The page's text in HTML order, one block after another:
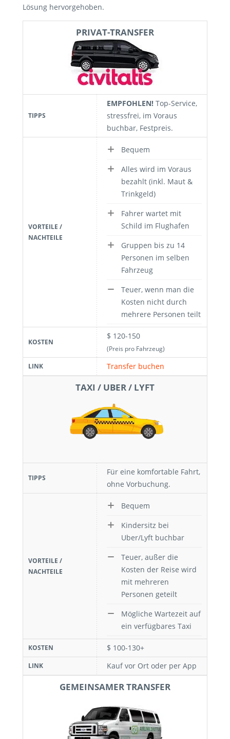
Lösung hervorgehoben.
PRIVAT-TRANSFER
TIPPS
EMPFOHLEN! Top-Service,
stressfrei, im Voraus
buchbar, Festpreis.
VORTEILE /
NACHTEILE
Bequem
Alles wird im Voraus
bezahlt (inkl. Maut &
Trinkgeld)
Fahrer wartet mit
Schild im Flughafen
Gruppen bis zu 14
Personen im selben
Fahrzeug
Teuer, wenn man die
Kosten nicht durch
mehrere Personen teilt
KOSTEN
$ 120-150
(Preis pro Fahrzeug)
LINK Transfer buchen
TAXI / UBER / LYFT
TIPPS
Für eine komfortable Fahrt,
ohne Vorbuchung.
VORTEILE /
NACHTEILE
Bequem
Kindersitz bei
Uber/Lyft buchbar
Teuer, außer die
Kosten der Reise wird
mit mehreren
Personen geteilt
Mögliche Wartezeit auf
ein verfügbares Taxi
KOSTEN $ 100-130+
LINK Kauf vor Ort oder per App
GEMEINSAMER TRANSFER